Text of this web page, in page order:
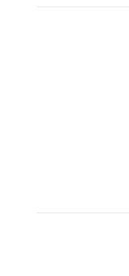
Masa